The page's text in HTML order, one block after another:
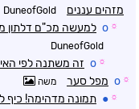
מזהים עננים
DuneofGold
☼
o למעשה מכ"ם דלתון
DuneofGold
☼
o זה משתנה לפי
☼
o מפל סער משה
☼
● תמונה מדהימה! כיף